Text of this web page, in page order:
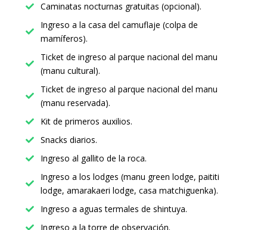
Caminatas nocturnas gratuitas (opcional).
Ingreso a la casa del camuflaje (colpa de
mamíferos).
Ticket de ingreso al parque nacional del manu
(manu cultural).
Ticket de ingreso al parque nacional del manu
(manu reservada).
Kit de primeros auxilios.
Snacks diarios.
Ingreso al gallito de la roca.
Ingreso a los lodges (manu green lodge, paititi
lodge, amarakaeri lodge, casa matchiguenka).
Ingreso a aguas termales de shintuya.
Ingreso a la torre de observación.